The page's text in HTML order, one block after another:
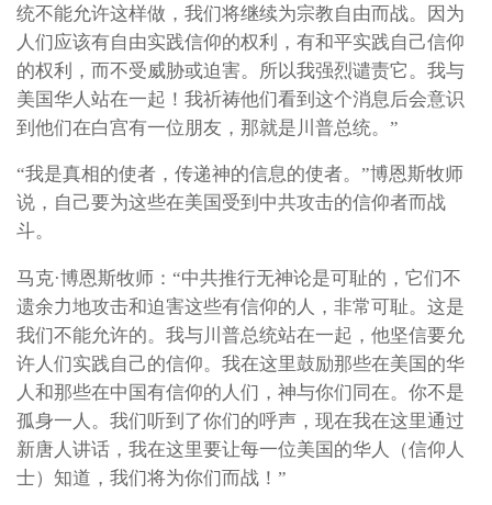
统不能允许这样做，我们将继续为宗教自由而战。因为
人们应该有自由实践信仰的权利，有和平实践自己信仰
的权利，而不受威胁或迫害。所以我强烈谴责它。我与
美国华人站在一起！我祈祷他们看到这个消息后会意识
到他们在白宫有一位朋友，那就是川普总统。”
“我是真相的使者，传递神的信息的使者。”博恩斯牧师
说，自己要为这些在美国受到中共攻击的信仰者而战
斗。
马克·博恩斯牧师：“中共推行无神论是可耻的，它们不
遗余力地攻击和迫害这些有信仰的人，非常可耻。这是
我们不能允许的。我与川普总统站在一起，他坚信要允
许人们实践自己的信仰。我在这里鼓励那些在美国的华
人和那些在中国有信仰的人们，神与你们同在。你不是
孤身一人。我们听到了你们的呼声，现在我在这里通过
新唐人讲话，我在这里要让每一位美国的华人（信仰人
士）知道，我们将为你们而战！”